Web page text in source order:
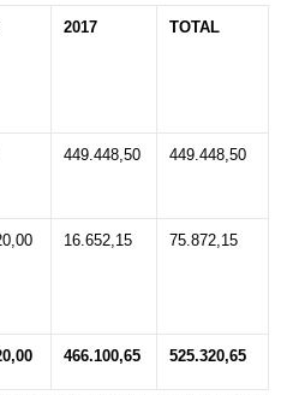
2017 TOTAL
449.448,50 449.448,50
16.652,15 75.872,15
466.100,65 525.320,65